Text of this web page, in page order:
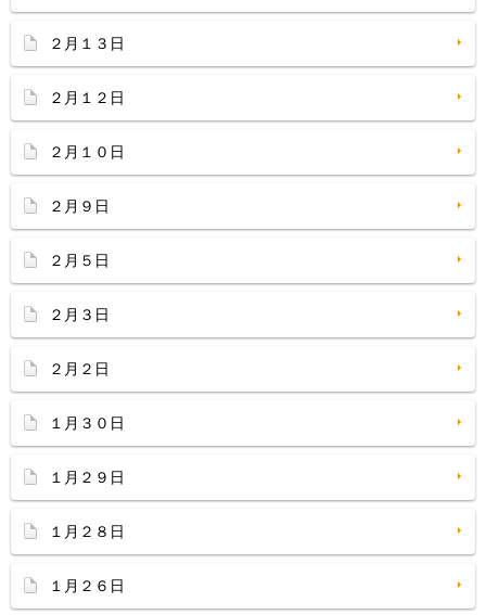
２月１３日
２月１２日
２月１０日
２月９日
２月５日
２月３日
２月２日
１月３０日
１月２９日
１月２８日
１月２６日